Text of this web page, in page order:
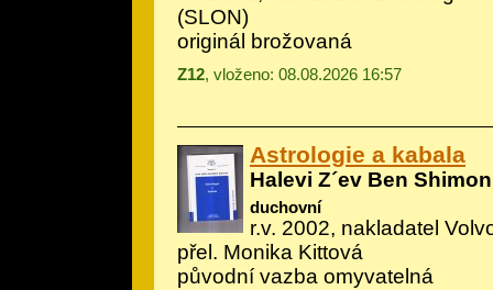
(SLON)
originál brožovaná
Z12, vloženo: 08.08.2026 16:57
Astrologie a kabala
Halevi Z´ev Ben Shimon
duchovní
r.v. 2002, nakladatel
přel. Monika Kittová
původní vazba omyvatelná